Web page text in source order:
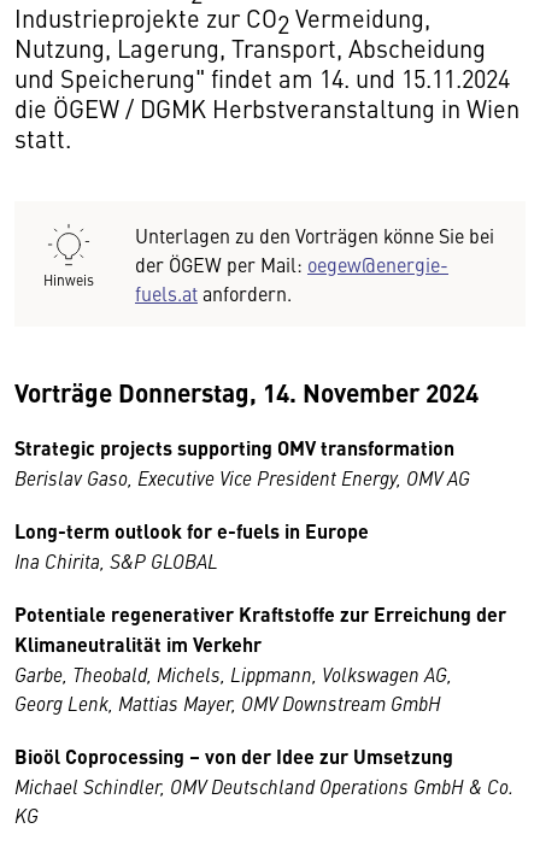
Industrieprojekte zur CO2Vermeidung,
Nutzung, Lagerung, Transport, Abscheidung
und Speicherung" findet am 14. und 15.11.2024
die ÖGEW / DGMK Herbstveranstaltung in Wien
statt.
Hinweis
Unterlagen zu den Vorträgen könne Sie bei
der ÖGEW per Mail: oegew@energie-
fuels.atanfordern.
Vorträge Donnerstag, 14. November 2024
Strategic projects supporting OMV transformation
Berislav Gaso, Executive Vice President Energy, OMV AG
Long-term outlook for e-fuels in Europe
Ina Chirita, S&P GLOBAL
Potentiale regenerativer Kraftstoffe zur Erreichung der
Klimaneutralität im Verkehr
Garbe, Theobald, Michels, Lippmann, Volkswagen AG,
Georg Lenk, Mattias Mayer, OMV Downstream GmbH
Bioöl Coprocessing – von der Idee zur Umsetzung
Michael Schindler, OMV Deutschland Operations GmbH & Co.
KG